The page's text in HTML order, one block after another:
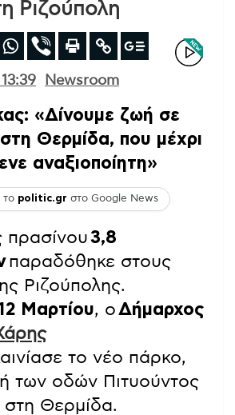
Ριζούπολη
Newsroom
«Δίνουμε ζωή σε
Θερμίδα, που μέχρι
αναξιοποίητη»
το politic.gr στο Google News
3,8
παραδόθηκε στους
Ριζούπολης.
Μαρτίου, oΔήμαρχος
το νέο πάρκο,
των οδών Πιτυούντος
στη Θερμίδα.